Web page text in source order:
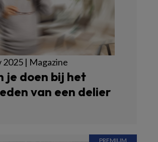
2025 | Magazine
je doen bij het
van een delier